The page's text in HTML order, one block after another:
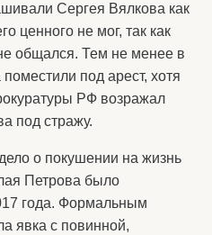
Сергея Вялкова как
ценного не мог, так как
общался. Тем не менее в
под арест, хотя
РФ возражал
под стражу.
о покушении на жизнь
Петрова было
года. Формальным
явка с повинной,